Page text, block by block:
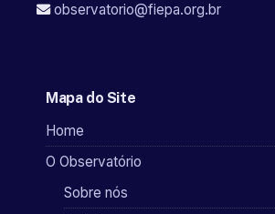
observatorio@fiepa.org.br
Mapa do Site
Home
O Observatório
Sobre nós